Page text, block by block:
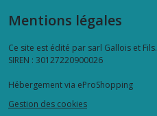
Mentions légales
Ce site est édité par sarl Gallois et Fils.
SIREN : 30127220900026
Hébergement via eProShopping
Gestion des cookies